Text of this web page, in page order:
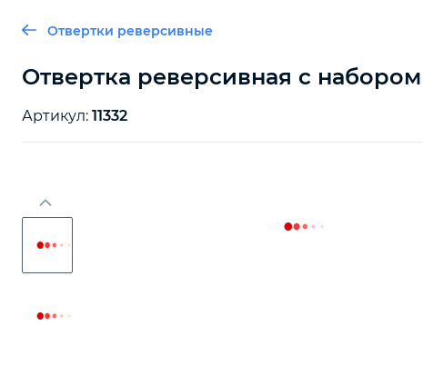
Отвертки реверсивные
Отвертка реверсивная с
Артикул: 11332